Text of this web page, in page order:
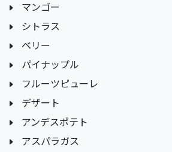
マンゴー
シトラス
ベリー
パイナップル
フルーツピューレ
デザート
アンデスポテト
アスパラガス